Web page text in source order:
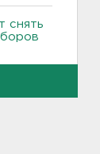
снять